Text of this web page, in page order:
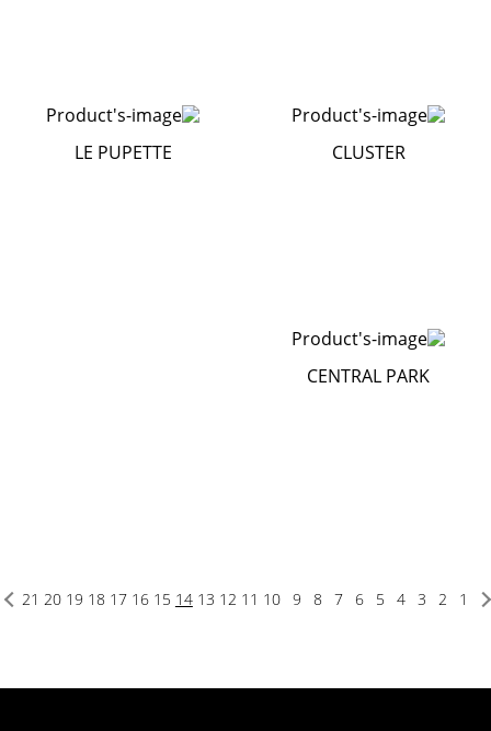
CLUSTER
LE PUPETTE
CENTRAL PARK
1
2
3
4
5
6
7
8
9
10
11
12
13
14
15
16
17
18
19
20
21